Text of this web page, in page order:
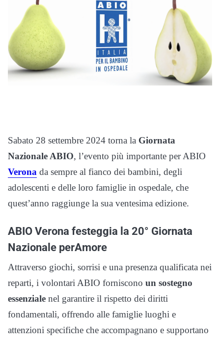
Sabato 28 settembre 2024 torna la Giornata
Nazionale ABIO, l’evento più importante per ABIO
Verona da sempre al fianco dei bambini, degli
adolescenti e delle loro famiglie in ospedale, che
quest’anno raggiunge la sua ventesima edizione.
ABIO Verona festeggia la 20° Giornata
Nazionale perAmore
Attraverso giochi, sorrisi e una presenza qualificata nei
reparti, i volontari ABIO forniscono un sostegno
essenziale nel garantire il rispetto dei diritti
fondamentali, offrendo alle famiglie luoghi e
attenzioni specifiche che accompagnano e supportano